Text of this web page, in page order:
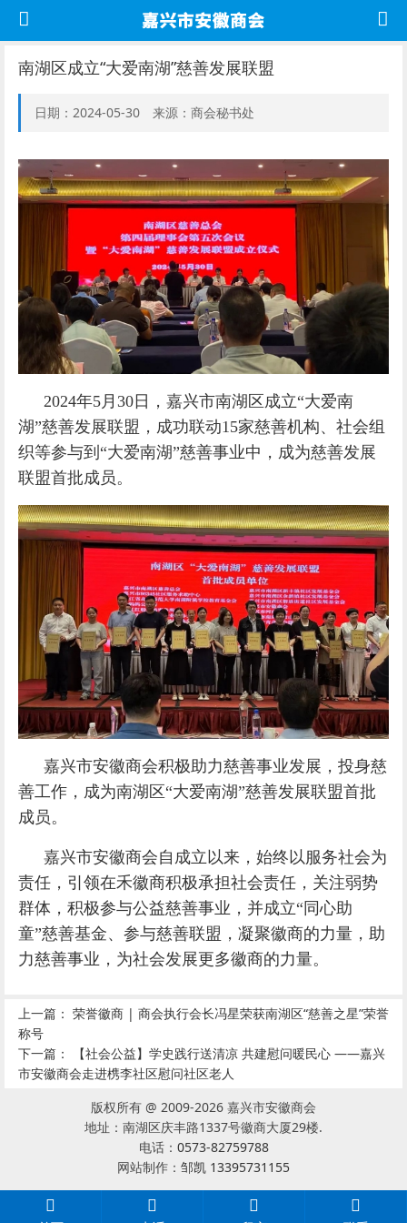
南湖区成立“大爱南湖”慈善发展联盟
日期：2024-05-30 来源：商会秘书处
2024年5月30日，嘉兴市南湖区成立“大爱南
湖”慈善发展联盟，成功联动15家慈善机构、社会组
织等参与到“大爱南湖”慈善事业中，成为慈善发展
联盟首批成员。
嘉兴市安徽商会积极助力慈善事业发展，投身慈
善工作， 成为南湖区“大爱南湖”慈善发展联盟首批
成员。
嘉兴市安徽商会自成立以来，始终以服务社会为
责任，引领在禾徽商积极承担社会责任，关注弱势
群体，积极参与公益慈善事业， 并成立“同心助
童”慈善基金、参与慈善联盟，凝聚徽商的力量，助
力慈善事业，为社会发展更多徽商的力量。
上一篇： 荣誉徽商 | 商会执行会长冯星荣获南湖区“慈善之星”荣誉
称号
下一篇：
【社会公益】学史践行送清凉 共建慰问暖民心 ——嘉兴
市安徽商会走进槜李社区慰问社区老人
版权所有 @ 2009-2026 嘉兴市安徽商会
地址：南湖区庆丰路1337号徽商大厦29楼.
电话： 0573-82759788
网站制作： 邹凯 13395731155